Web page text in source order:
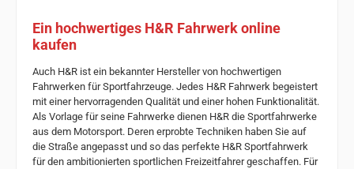
Ein hochwertiges H&R Fahrwerk online
kaufen
Auch H&R ist ein bekannter Hersteller von hochwertigen
Fahrwerken für Sportfahrzeuge. Jedes H&R Fahrwerk begeistert
mit einer hervorragenden Qualität und einer hohen Funktionalität.
Als Vorlage für seine Fahrwerke dienen H&R die Sportfahrwerke
aus dem Motorsport. Deren erprobte Techniken haben Sie auf
die Straße angepasst und so das perfekte H&R Sportfahrwerk
für den ambitionierten sportlichen Freizeitfahrer geschaffen. Für